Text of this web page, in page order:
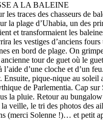
A LA BALEINE
les traces des chasseurs de
la plage d’Uhabia, un des
et transformaient les
les vestiges d’anciens
en bord de plage. On
tour de guet où le
l’aide d’une cloche et d’un
Ensuite, pique-nique au soleil
de Parlementia. Cap sur
la pluie. Retour au
la veille, le tri des photos des
(merci Solenne !)… et petit